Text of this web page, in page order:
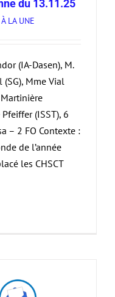
du 13.11.25
À LA UNE
(IA-Dasen), M.
(SG), Mme Vial
(ISST), 6
– 2 FO Contexte :
de l’année
les CHSCT